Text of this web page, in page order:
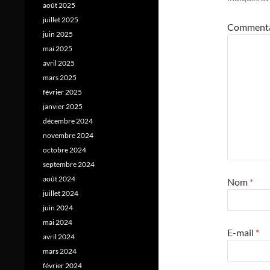
Nom *
E-mail *
août 2025
juillet 2025
juin 2025
mai 2025
avril 2025
mars 2025
février 2025
janvier 2025
décembre 2024
novembre 2024
octobre 2024
septembre 2024
août 2024
juillet 2024
juin 2024
mai 2024
avril 2024
mars 2024
février 2024